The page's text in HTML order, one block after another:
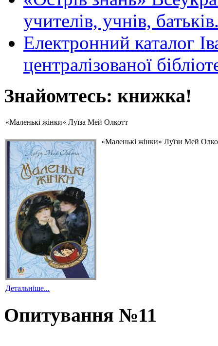
учителів, учнів,
Електронний каталог
централізованої
Знайомтесь: книжка!
«Маленькі жінки» Луїза Мей Олкотт
«Маленькі жінки» Луїзи Мей
Детальніше...
Опитування №11